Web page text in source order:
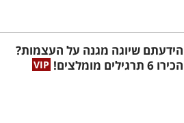
הידעתם שיוגה מגנה על העצמות?
הכירו 6 תרגילים מומלצים!